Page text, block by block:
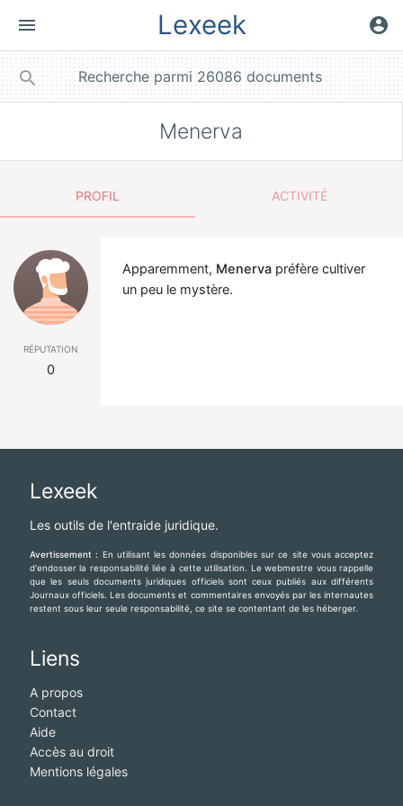
menu Lexeek account_circle
search
Menerva
PROFIL ACTIVITÉ
réputation
0
Apparemment, Menerva préfère cultiver
un peu le mystère.
Lexeek
Les outils de l'entraide juridique.
Avertissement : En utilisant les données disponibles sur ce site vous acceptez
d'endosser la responsabilité liée à cette utilisation. Le webmestre vous rappelle
que les seuls documents juridiques officiels sont ceux publiés aux différents
Journaux officiels. Les documents et commentaires envoyés par les internautes
restent sous leur seule responsabilité, ce site se contentant de les héberger.
Liens
A propos
Contact
Aide
Accès au droit
Mentions légales